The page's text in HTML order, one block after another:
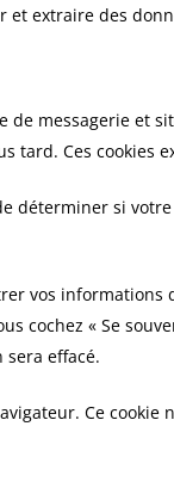
et extraire des
messagerie et
tard. Ces cookies
déterminer si
vos informations
cochez « Se
sera effacé.
Ce cookie